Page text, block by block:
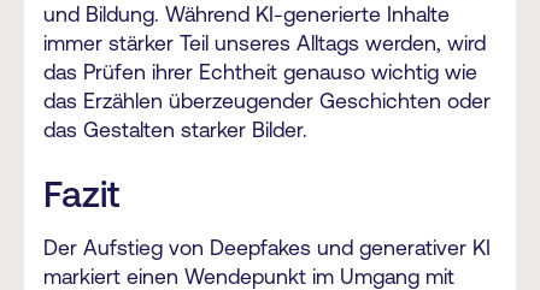
und Bildung. Während KI-generierte Inhalte
immer stärker Teil unseres Alltags werden, wird
das Prüfen ihrer Echtheit genauso wichtig wie
das Erzählen überzeugender Geschichten oder
das Gestalten starker Bilder.
Fazit
Der Aufstieg von Deepfakes und generativer KI
markiert einen Wendepunkt im Umgang mit